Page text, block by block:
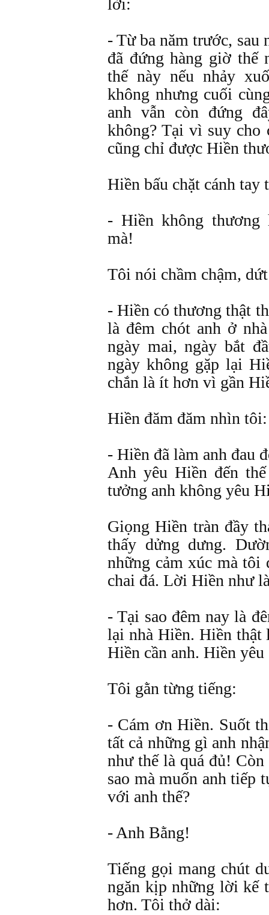
lời:
- Từ ba năm trước, sau
đã đứng hàng giờ
thế này nếu nhảy
không nhưng cuối
anh vẫn còn đứng
không? Tại vì suy cho
cũng chỉ được Hiền
Hiền bấu chặt cánh
- Hiền không
mà!
Tôi nói chầm chậm,
- Hiền có thương thật
là đêm chót anh ở
ngày mai, ngày bắt
ngày không gặp lại
chắn là ít hơn vì gần
Hiền đăm đăm nhìn tôi:
- Hiền đã làm anh đau
Anh yêu Hiền đến
tưởng anh không yêu
Giọng Hiền tràn đầy
thấy dửng dưng.
những cảm xúc mà tôi
chai đá. Lời Hiền như
- Tại sao đêm nay là
lại nhà Hiền. Hiền thật
Hiền cần anh. Hiền yêu
Tôi gằn từng tiếng:
- Cám ơn Hiền. Suốt
tất cả những gì anh
như thế là quá đủ!
sao mà muốn anh tiếp
với anh thế?
- Anh Bằng!
Tiếng gọi mang chút
ngăn kịp những lời kế
hơn. Tôi thở dài: